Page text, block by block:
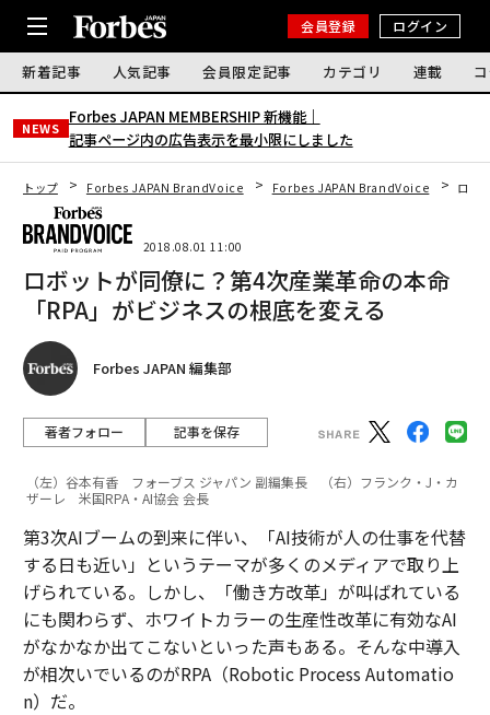
会員登録 ログイン
新着記事 人気記事 会員限定記事 カテゴリ 連載
NEWS
Forbes JAPAN MEMBERSHIP 新機能｜
記事ページ内の広告表示を最小限にしました
トップ Forbes JAPAN BrandVoice Forbes JAPAN BrandVoice ロボ
2018.08.01 11:00
ロボットが同僚に？第4次産業革命の本命
「RPA」がビジネスの根底を変える
Forbes JAPAN 編集部
著者フォロー 記事を保存
（左）谷本有香 フォーブス ジャパン 副編集長 （右）フランク・J・カ
ザーレ 米国RPA・AI協会 会長
第3次AIブームの到来に伴い、「AI技術が人の仕事を代替
する日も近い」というテーマが多くのメディアで取り上
げられている。しかし、「働き方改革」が叫ばれている
にも関わらず、ホワイトカラーの生産性改革に有効なAI
がなかなか出てこないといった声もある。そんな中導入
が相次いでいるのがRPA（Robotic Process Automatio
n）だ。